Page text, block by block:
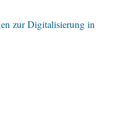
zur Digitalisierung in